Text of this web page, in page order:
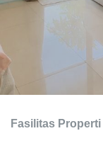
Fasilitas Properti